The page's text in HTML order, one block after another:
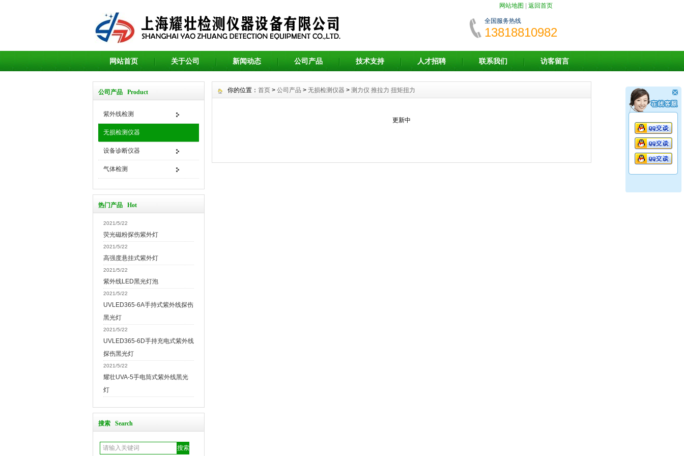
网站地图 返回首页
全国服务热线
13818810982
网站首页 关于公司 新闻动态 公司产品 技术支持 人才招聘 联系我们 访客留言
公司产品 Product
紫外线检测
无损检测仪器
设备诊断仪器
气体检测
热门产品 Hot
2021/5/22
荧光磁粉探伤紫外灯
2021/5/22
高强度悬挂式紫外灯
2021/5/22
紫外线LED黑光灯泡
2021/5/22
UVLED365-6A手持式紫外线探伤
黑光灯
2021/5/22
UVLED365-6D手持充电式紫外线
探伤黑光灯
2021/5/22
耀壮UVA-5手电筒式紫外线黑光
灯
搜索 Search
你的位置： 首页 > 公司产品 > 无损检测仪器 > 测力仪 推拉力 扭矩扭力
更新中